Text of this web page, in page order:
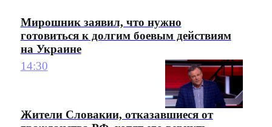
Мирошник заявил, что нужно
готовиться к долгим боевым действиям
на Украине
14:30
Жители Словакии, отказавшиеся от